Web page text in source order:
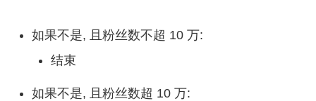
如果不是, 且粉丝数不超 10 万:
结束
如果不是, 且粉丝数超 10 万: